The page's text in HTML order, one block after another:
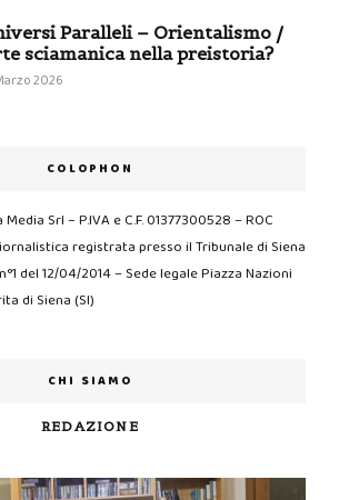
Paralleli – Orientalismo /
sciamanica nella preistoria?
2026
COLOPHON
Srl – P.IVA e C.F. 01377300528 – ROC
registrata presso il Tribunale di Siena
del 12/04/2014 – Sede legale Piazza Nazioni
di Siena (SI)
CHI SIAMO
REDAZIONE